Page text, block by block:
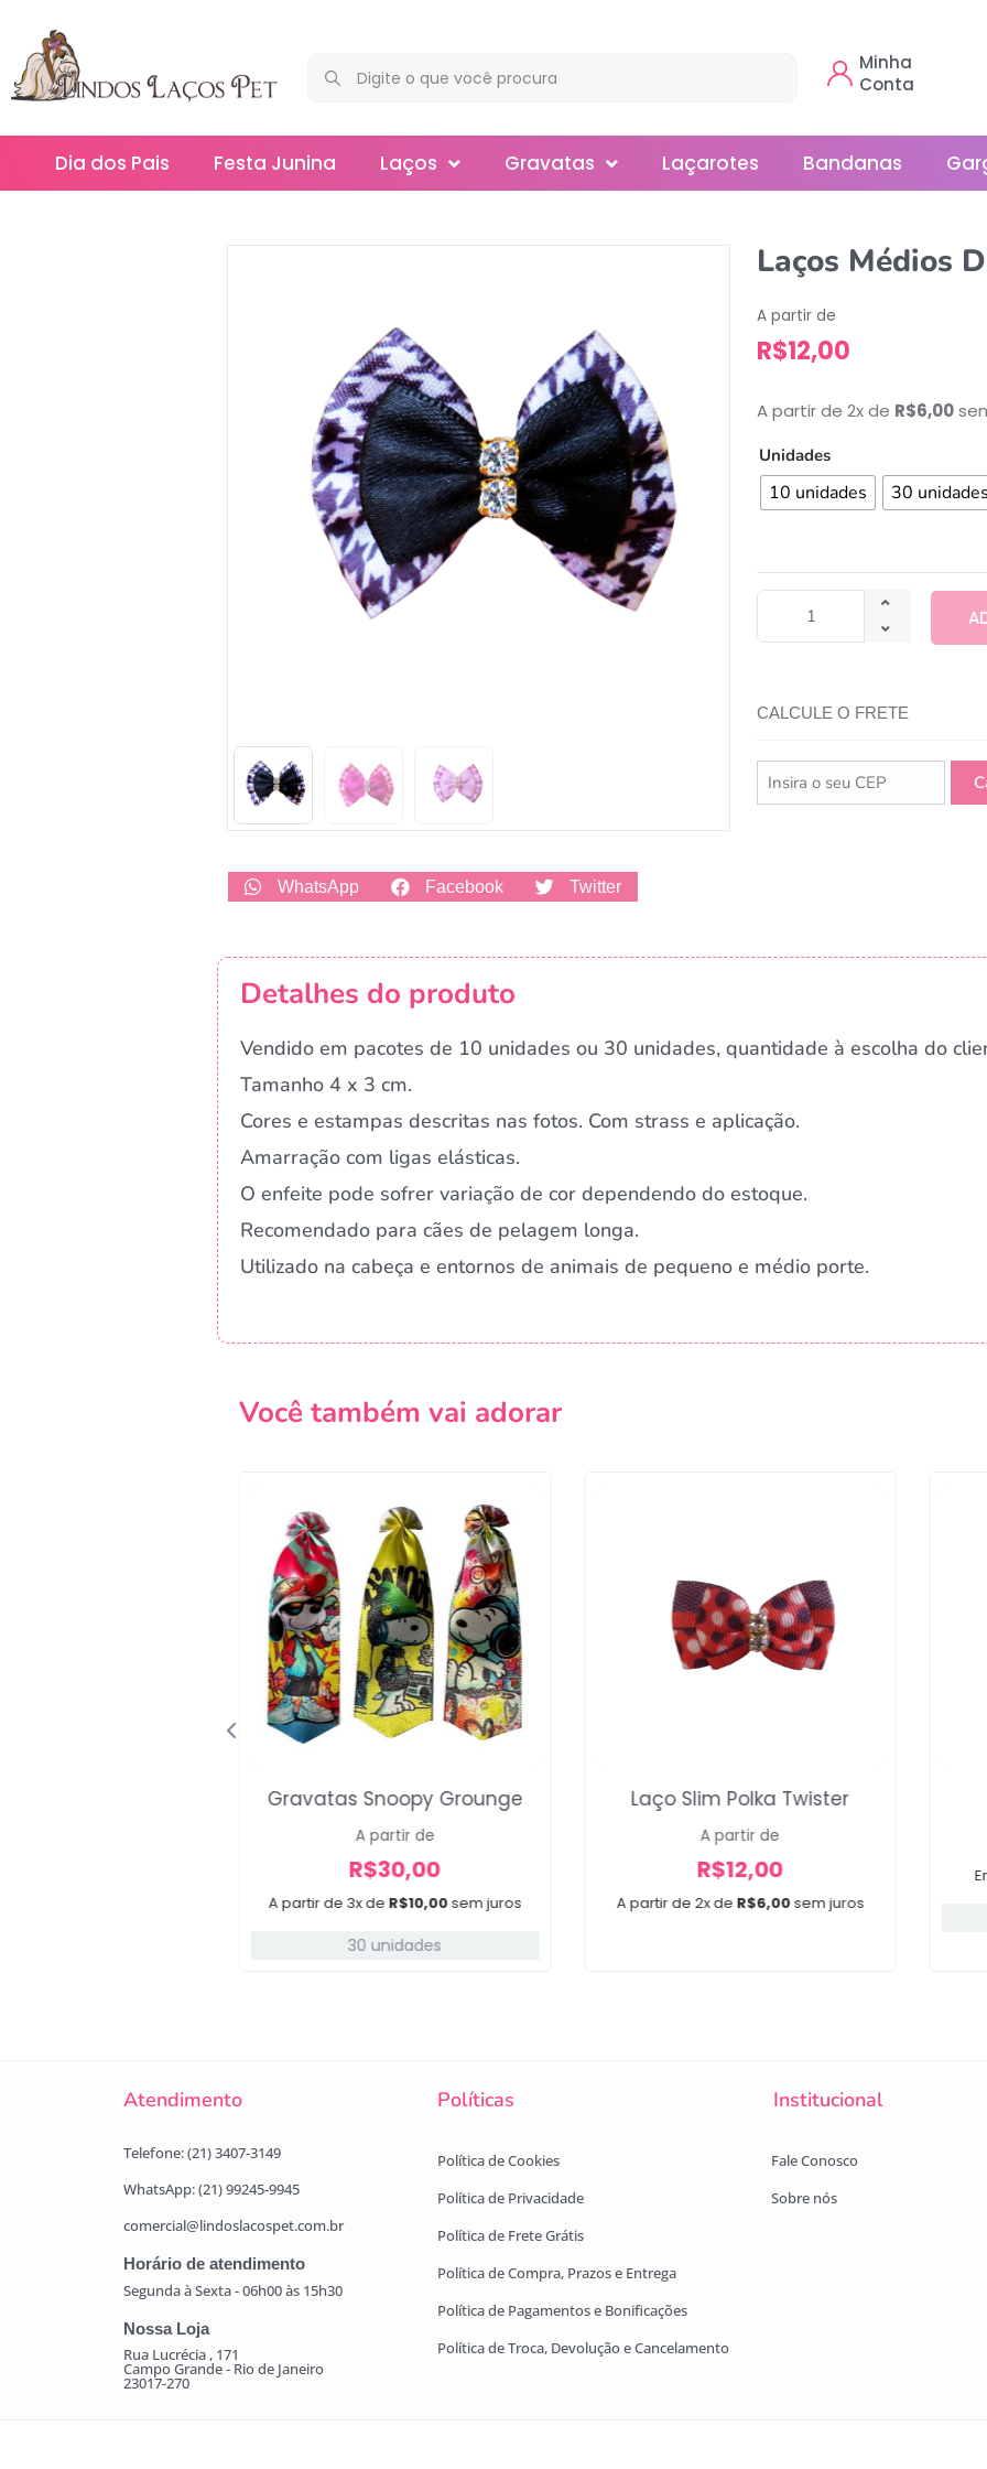
Minha
Conta
Dia dos Pais Festa Junina Laços
Mega
Mini
Slim
Splash
Gravatas
Smoking
Laçarotes Bandanas
WhatsApp Facebook Twitter
Laços Médios
A partir de
R$12,00
A partir de 2x de R$6,00
Unidades
10 unidades 30
CALCULE O FRETE
Detalhes do produto
Vendido em pacotes de 10 unidades ou 30 unidades, quantidade à escolha do
Tamanho 4 x 3 cm.
Cores e estampas descritas nas fotos. Com strass e aplicação.
Amarração com ligas elásticas.
O enfeite pode sofrer variação de cor dependendo do estoque.
Recomendado para cães de pelagem longa.
Utilizado na cabeça e entornos de animais de pequeno e médio porte.
Você também vai adorar
A partir de 3x de R$10,00sem juros
Gravatas Snoopy Grounge
A partir de
R$30,00
30 unidades
A partir de 2x de R$6,00sem juros
Laço Slim Polka Twister
A partir de
R$12,00
Atendimento Políticas Institucional
Telefone: (21) 3407-3149
WhatsApp: (21) 99245-9945
comercial@lindoslacospet.com.br
Horário de atendimento
Segunda à Sexta - 06h00 às 15h30
Nossa Loja
Rua Lucrécia , 171
Campo Grande - Rio de Janeiro
23017-270
Política de Cookies
Política de Privacidade
Política de Frete Grátis
Política de Compra, Prazos e Entrega
Política de Pagamentos e Bonificações
Política de Troca, Devolução e Cancelamento
Fale Conosco
Sobre nós